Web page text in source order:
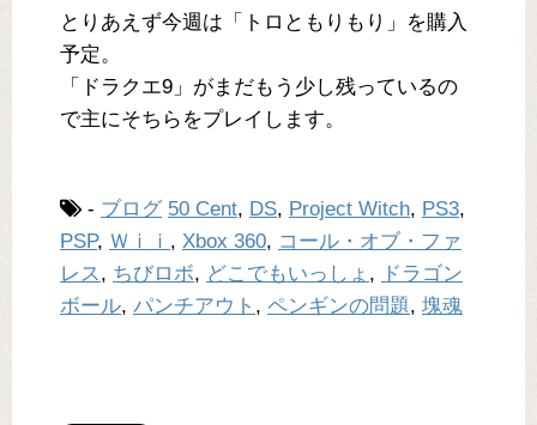
とりあえず今週は「トロともりもり」を購入
予定。
「ドラクエ9」がまだもう少し残っているの
で主にそちらをプレイします。
- ブログ 50 Cent, DS, Project Witch, PS3,
PSP, Ｗｉｉ , Xbox 360, コール・オブ・ファ
レス, ちびロボ, どこでもいっしょ ,
ドラゴン
ボール, パンチアウト , ペンギンの問題, 塊魂